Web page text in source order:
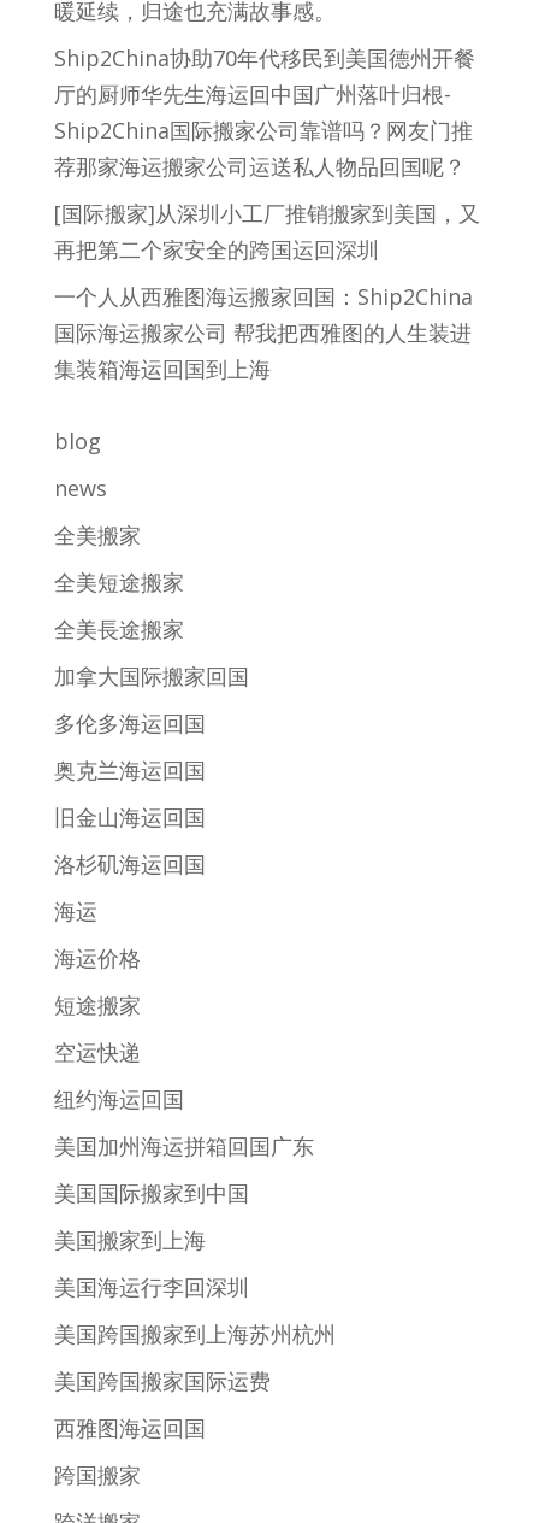
暖延续，归途也充满故事感。
Ship2China协助70年代移民到美国德州开餐
厅的厨师华先生海运回中国广州落叶归根-
Ship2China国际搬家公司靠谱吗？网友门推
荐那家海运搬家公司运送私人物品回国呢？
[国际搬家]从深圳小工厂推销搬家到美国，又
再把第二个家安全的跨国运回深圳
一个人从西雅图海运搬家回国：Ship2China
国际海运搬家公司 帮我把西雅图的人生装进
集装箱海运回国到上海
blog
news
全美搬家
全美短途搬家
全美長途搬家
加拿大国际搬家回国
多伦多海运回国
奥克兰海运回国
旧金山海运回国
洛杉矶海运回国
海运
海运价格
短途搬家
空运快递
纽约海运回国
美国加州海运拼箱回国广东
美国国际搬家到中国
美国搬家到上海
美国海运行李回深圳
美国跨国搬家到上海苏州杭州
美国跨国搬家国际运费
西雅图海运回国
跨国搬家